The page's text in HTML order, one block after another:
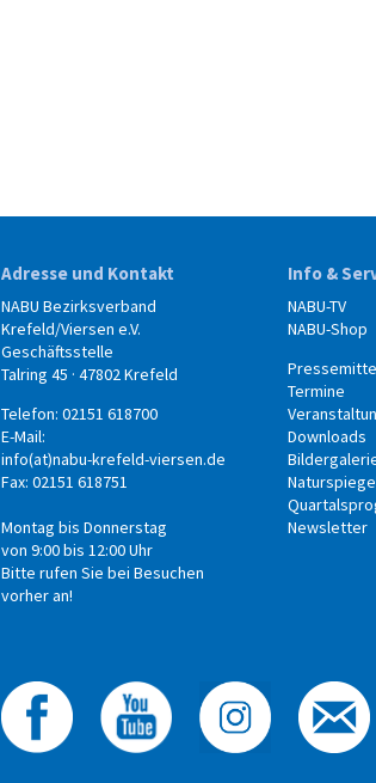
Adresse und Kontakt
NABU Bezirksverband
Krefeld/Viersen e.V.
Geschäftsstelle
Talring 45 · 47802 Krefeld
Telefon: 02151 618700
E-Mail:
info(at)nabu-krefeld-viersen.de
Fax: 02151 618751
Montag bis Donnerstag
von 9:00 bis 12:00 Uhr
Bitte rufen Sie bei Besuchen
vorher an!
Info &
NABU-TV
NABU-Shop
Termine
Downloads
Newsletter